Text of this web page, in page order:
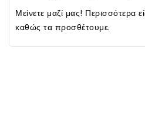
Μείνετε μαζί μας! Περισσότερα
καθώς τα προσθέτουμε.